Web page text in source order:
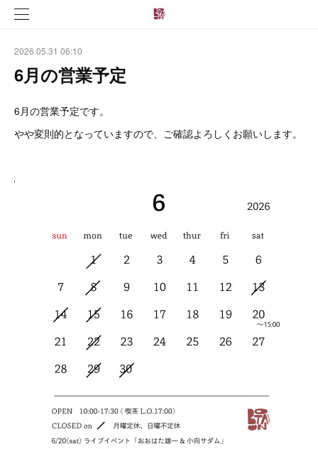
2026.05.31 06:10
6月の営業予定
6月の営業予定です。
やや変則的となっていますので、ご確認よろしくお願いします。